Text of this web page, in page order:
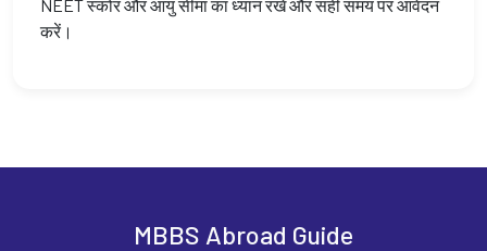
NEET स्कोर और आयु सीमा का ध्यान रखें और सही समय पर आवेदन
करें।
MBBS Abroad Guide